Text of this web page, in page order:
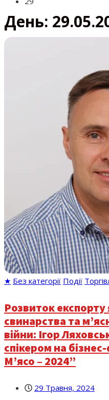
День:
★ Без категорії Події
Розвиток
свинарства та
війни: Ігор
спікером на
Мʼясо – 2024”
29 Травня, 2024